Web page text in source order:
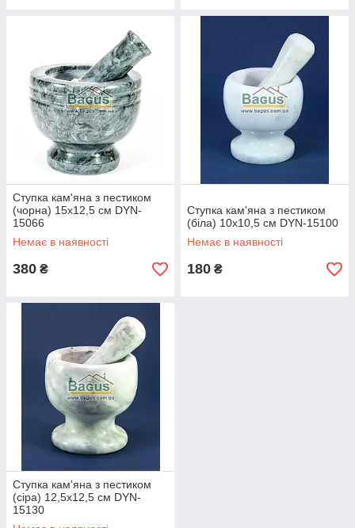
Ступка кам'яна з пестиком
(чорна) 15х12,5 см DYN-
15066
Немає в наявності
380 ₴
Ступка кам'яна з пестиком
(біла) 10х10,5 см DYN-15100
Немає в наявності
180 ₴
Ступка кам'яна з пестиком
(сіра) 12,5х12,5 см DYN-
15130